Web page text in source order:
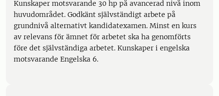
Kunskaper motsvarande 30 hp på avancerad nivå inom
huvudområdet. Godkänt självständigt arbete på
grundnivå alternativt kandidatexamen. Minst en kurs
av relevans för ämnet för arbetet ska ha genomförts
före det självständiga arbetet. Kunskaper i engelska
motsvarande Engelska 6.